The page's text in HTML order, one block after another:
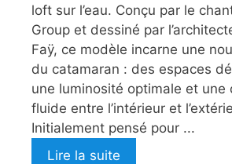
loft sur l’eau. Conçu par le
Group et dessiné par
Faÿ, ce modèle incarne une
du catamaran : des espaces
une luminosité optimale et une
fluide entre l’intérieur et
Initialement pensé pour ...
Lire la suite